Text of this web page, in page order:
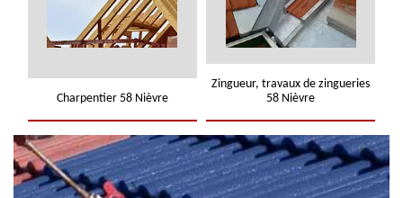
Charpentier 58 Nièvre
Zingueur, travaux de zingueries
58 Nièvre